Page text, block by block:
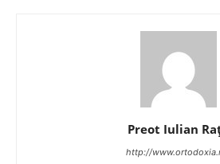
Preot Iulian
http://